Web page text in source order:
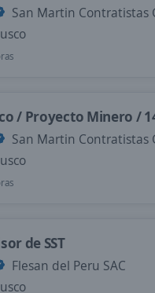
San Martin Contratistas
/ Proyecto Minero /
San Martin Contratistas
de SST
Flesan del Peru SAC